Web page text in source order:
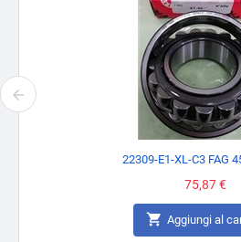
22309-E1-XL-C3 FAG
Prezzo
75,87 €
 Aggiungi al